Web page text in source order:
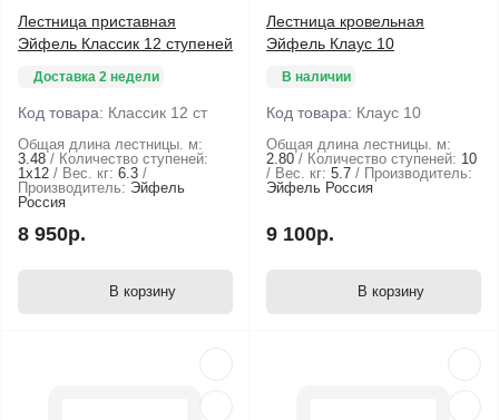
Лестница приставная
Эйфель Классик 12 ступеней
Доставка 2 недели
Код товара: Классик 12 ст
Общая длина лестницы. м:
3.48
Количество ступеней:
1х12
Вес. кг: 6.3
Производитель: Эйфель
Россия
8 950р.
В корзину
Лестница кровельная
Эйфель Клаус 10
В наличии
Код товара: Клаус 10
Общая длина лестницы. м:
2.80
Количество ступеней: 10
Вес. кг: 5.7
Производитель:
Эйфель Россия
9 100р.
В корзину